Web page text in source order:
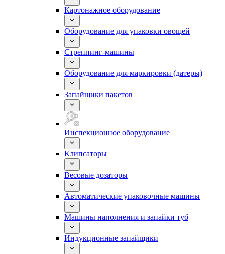
Картонажное оборудование
Оборудование для упаковки овощей
Стреппинг-машины
Оборудование для маркировки (датеры)
Запайщики пакетов
Инспекционное оборудование
Клипсаторы
Весовые дозаторы
Автоматические упаковочные машины
Машины наполнения и запайки туб
Индукционные запайщики